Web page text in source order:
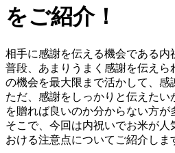
をご紹介！
相手に感謝を伝える機会である内
普段、あまりうまく感謝を伝えら
の機会を最大限まで活かして、感
ただ、感謝をしっかりと伝えた
を贈れば良いのか分からない方が
そこで、今回は内祝いでお米が人
おける注意点についてご紹介しま